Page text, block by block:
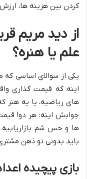
کردن بین هزینه ها،
از دید مریم
علم یا هنره؟
یکی از سوالای اساسی
اینه که قیمت گذاری
های ریاضیه، یا یه هنر
جوابش اینه: هر دو!
ها و حس شم
باید بدونی تو ذهن
بازی پیچیده